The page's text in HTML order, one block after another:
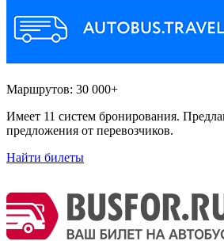
Маршрутов: 30 000+
Имеет 11 систем бронирования.
предложения от перевозчиков.
Найти билеты